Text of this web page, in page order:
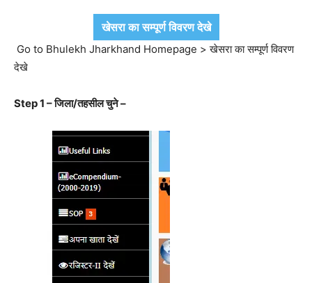
खेसरा का सम्पूर्ण विवरण देखे
Go to Bhulekh Jharkhand Homepage > खेसरा का सम्पूर्ण विवरण
देखे
Step 1 – जिला/तहसील चुने –